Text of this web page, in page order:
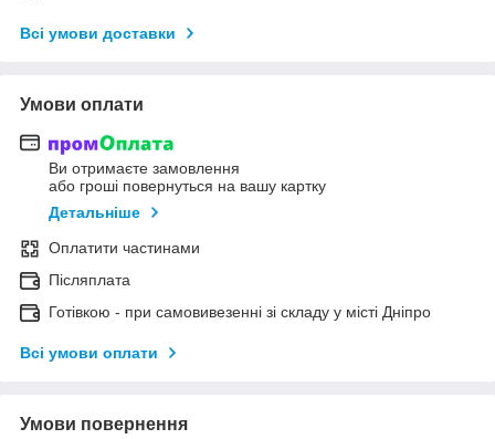
Всі умови доставки
Умови оплати
Ви отримаєте замовлення
або гроші повернуться на вашу картку
Детальніше
Оплатити частинами
Післяплата
Готівкою - при самовивезенні зі складу у місті Дніпро
Всі умови оплати
Умови повернення